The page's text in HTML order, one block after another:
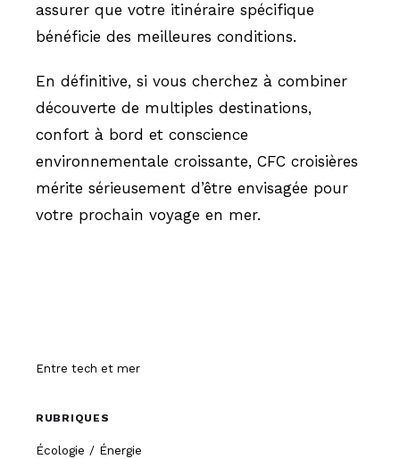
assurer que votre itinéraire spécifique
bénéficie des meilleures conditions.
En définitive, si vous cherchez à combiner
découverte de multiples destinations,
confort à bord et conscience
environnementale croissante, CFC croisières
mérite sérieusement d’être envisagée pour
votre prochain voyage en mer.
Entre tech et mer
RUBRIQUES
Écologie / Énergie